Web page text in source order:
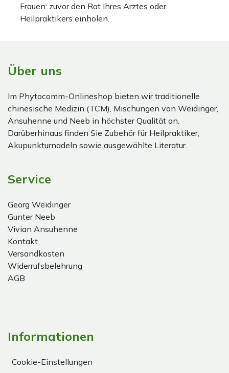
Frauen: zuvor den Rat Ihres Arztes oder
Heilpraktikers einholen.
Über uns
Im Phytocomm-Onlineshop bieten wir traditionelle
chinesische Medizin (TCM), Mischungen von Weidinger,
Ansuhenne und Neeb in höchster Qualität an.
Darüberhinaus finden Sie Zubehör für Heilpraktiker,
Akupunkturnadeln sowie ausgewählte Literatur.
Service
Georg Weidinger
Gunter Neeb
Vivian Ansuhenne
Kontakt
Versandkosten
Widerrufsbelehrung
AGB
Informationen
Cookie-Einstellungen